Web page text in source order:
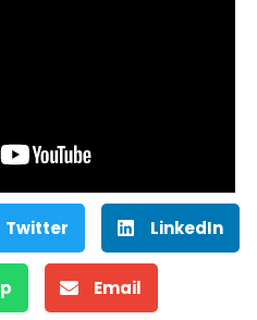
Twitter LinkedIn
Email